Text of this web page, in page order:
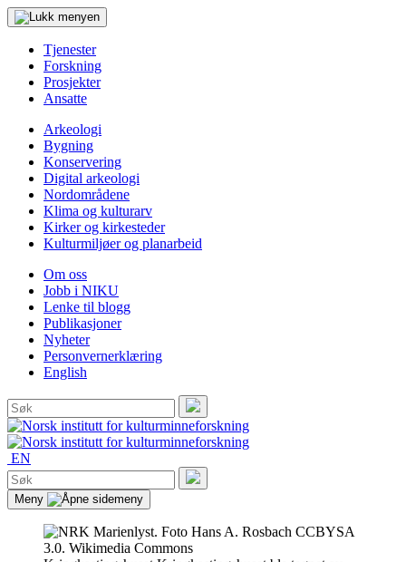
Tjenester
Forskning
Prosjekter
Ansatte
Arkeologi
Bygning
Konservering
Digital arkeologi
Nordområdene
Klima og kulturarv
Kirker og kirkesteder
Kulturmiljøer og planarbeid
Om oss
Jobb i NIKU
Lenke til blogg
Publikasjoner
Nyheter
Personvernerklæring
English
Søk
etter:
Søk
EN
Søk
etter:
Søk
Meny